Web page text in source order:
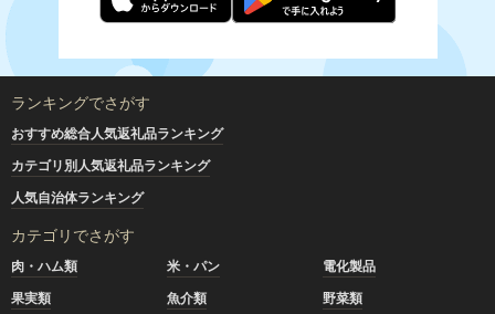
ランキングでさがす
おすすめ総合人気返礼品ランキング
カテゴリ別人気返礼品ランキング
人気自治体ランキング
カテゴリでさがす
肉・ハム類 米・パン
電化製品
果実類
魚介類
野菜類